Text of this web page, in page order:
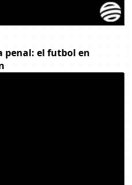
penal: el futbol en